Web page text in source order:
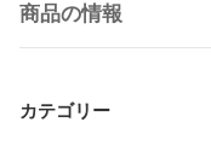
商品の情報
カテゴリー